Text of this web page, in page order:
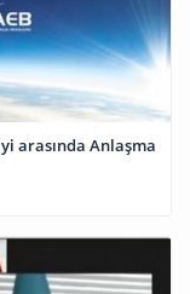
arasında Anlaşma